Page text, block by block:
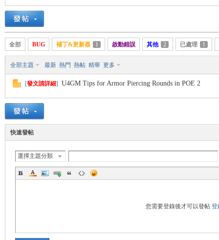
全部 BUG 補丁&更新器 1 啟動錯誤 其他 2 已處理 1
全部主題 最新 熱門 熱帖 精華 更多
[發文請詳細] U4GM Tips for Armor Piercing Rounds in POE 2
快速發帖
選擇主題分類
您需要登錄後才可以發帖 登